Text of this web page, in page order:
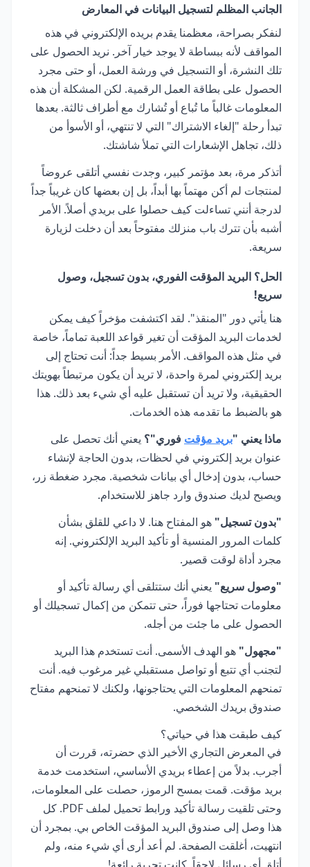
الجانب المظلم لتسجيل البيانات في المعارض
لنفكر بصراحة، معظمنا يقدم بريده الإلكتروني في هذه
المواقف لأنه ببساطة لا يوجد خيار آخر. نريد الحصول على
تلك النشرة، أو التسجيل في ورشة العمل، أو حتى مجرد
الحصول على بطاقة العمل الرقمية. لكن المشكلة أن هذه
المعلومات غالباً ما تُباع أو تُشارك مع أطراف ثالثة. بعدها
تبدأ رحلة "إلغاء الاشتراك" التي لا تنتهي، أو الأسوأ من
ذلك، تجاهل الإشعارات التي تملأ شاشتك.
أتذكر مرة، بعد مؤتمر كبير، وجدت نفسي أتلقى عروضاً
لمنتجات لم أكن مهتماً بها أبداً، بل إن بعضها كان غريباً جداً
لدرجة أنني تساءلت كيف حصلوا على بريدي أصلاً. الأمر
أشبه بأن تترك باب منزلك مفتوحاً بعد أن دخلت لزيارة
سريعة.
الحل؟ البريد المؤقت الفوري، بدون تسجيل، وصول
سريع!
هنا يأتي دور "المنقذ". لقد اكتشفت مؤخراً كيف يمكن
لخدمات البريد المؤقت أن تغير قواعد اللعبة تماماً، خاصة
في مثل هذه المواقف. الأمر بسيط جداً: أنت تحتاج إلى
بريد إلكتروني لمرة واحدة، لا تريد أن يكون مرتبطاً بهويتك
الحقيقية، ولا تريد أن تستقبل عليه أي شيء بعد ذلك. هذا
هو بالضبط ما تقدمه هذه الخدمات.
ماذا يعني "بريد مؤقت فوري"؟ يعني أنك تحصل على
عنوان بريد إلكتروني في لحظات، بدون الحاجة لإنشاء
حساب، بدون إدخال أي بيانات شخصية. مجرد ضغطة زر،
ويصبح لديك صندوق وارد جاهز للاستخدام.
"بدون تسجيل" هو المفتاح هنا. لا داعي للقلق بشأن
كلمات المرور المنسية أو تأكيد البريد الإلكتروني. إنه
مجرد أداة لوقت قصير.
"وصول سريع" يعني أنك ستتلقى أي رسالة تأكيد أو
معلومات تحتاجها فوراً، حتى تتمكن من إكمال تسجيلك أو
الحصول على ما جئت من أجله.
"مجهول" هو الهدف الأسمى. أنت تستخدم هذا البريد
لتجنب أي تتبع أو تواصل مستقبلي غير مرغوب فيه. أنت
تمنحهم المعلومات التي يحتاجونها، ولكنك لا تمنحهم مفتاح
صندوق بريدك الشخصي.
كيف طبقت هذا في حياتي؟
في المعرض التجاري الأخير الذي حضرته، قررت أن
أجرب. بدلاً من إعطاء بريدي الأساسي، استخدمت خدمة
بريد مؤقت. قمت بمسح الرموز، حصلت على المعلومات،
وحتى تلقيت رسالة تأكيد ورابط تحميل لملف PDF. كل
هذا وصل إلى صندوق البريد المؤقت الخاص بي. بمجرد أن
انتهيت، أغلقت الصفحة. لم أعد أرى أي شيء منه، ولم
أتلق أي رسائل لاحقاً. كانت تجربة رائعة!